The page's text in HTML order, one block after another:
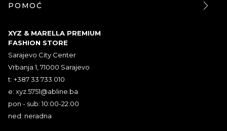
POMOĆ
XYZ & MARELLA PREMIUM
FASHION STORE
Sarajevo City Center
Vrbanja 1, 71000 Sarajevo
t: +387 33 733 010
e: xyz.5751@abline.ba
pon - sub: 10:00-22:00
ned: neradna